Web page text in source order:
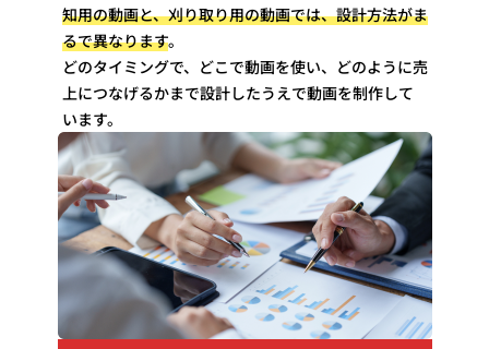
知用の動画と、刈り取り用の動画では、設計方法がま
るで異なります。
どのタイミングで、どこで動画を使い、どのように売
上につなげるかまで設計したうえで動画を制作して
います。